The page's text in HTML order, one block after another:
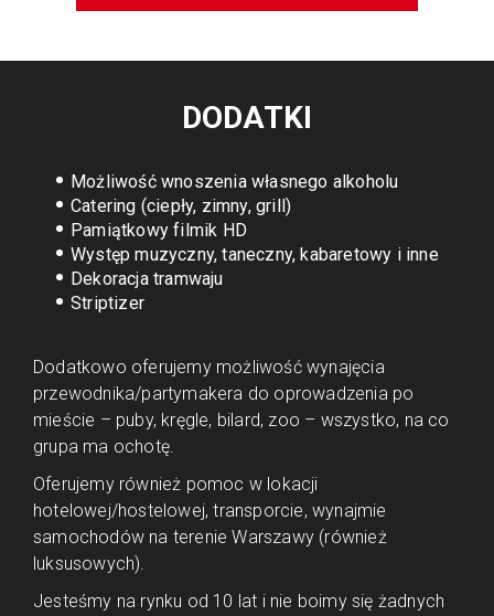
DODATKI
Możliwość wnoszenia własnego alkoholu
Catering (ciepły, zimny, grill)
Pamiątkowy filmik HD
Występ muzyczny, taneczny, kabaretowy i inne
Dekoracja tramwaju
Striptizer
Dodatkowo oferujemy możliwość wynajęcia
przewodnika/partymakera do oprowadzenia po
mieście – puby, kręgle, bilard, zoo – wszystko, na co
grupa ma ochotę.
Oferujemy również pomoc w lokacji
hotelowej/hostelowej, transporcie, wynajmie
samochodów na terenie Warszawy (również
luksusowych).
Jesteśmy na rynku od 10 lat i nie boimy się żadnych